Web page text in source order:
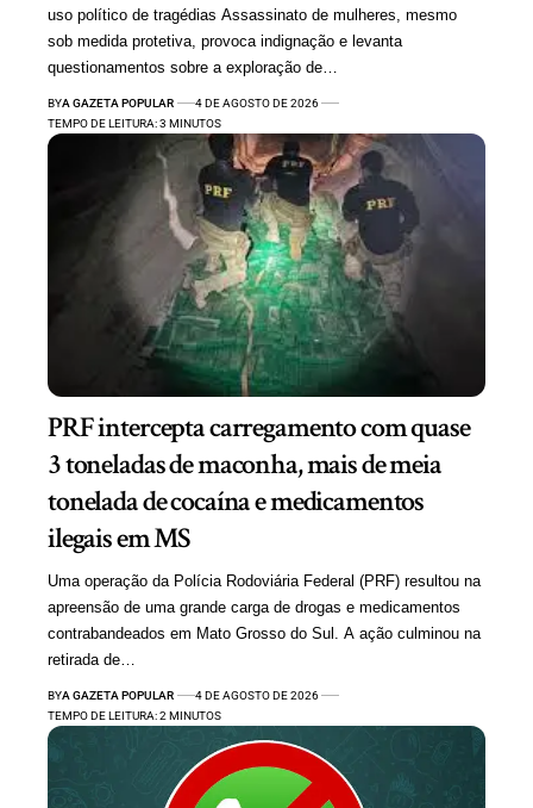
uso político de tragédias Assassinato de mulheres, mesmo
sob medida protetiva, provoca indignação e levanta
questionamentos sobre a exploração de…
BYA GAZETA POPULAR
4 DE AGOSTO DE 2026
TEMPO DE LEITURA: 3 MINUTOS
PRF intercepta carregamento com quase
3 toneladas de maconha, mais de meia
tonelada de cocaína e medicamentos
ilegais em MS
Uma operação da Polícia Rodoviária Federal (PRF) resultou na
apreensão de uma grande carga de drogas e medicamentos
contrabandeados em Mato Grosso do Sul. A ação culminou na
retirada de…
BYA GAZETA POPULAR
4 DE AGOSTO DE 2026
TEMPO DE LEITURA: 2 MINUTOS